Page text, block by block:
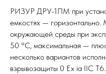
РИЗУР ДРУ-1ПМ при
емкостях —
окружающей среды при
50 °С, максимальная —
несколько вариантов
взрывозащиты 0 Ex ia IIC